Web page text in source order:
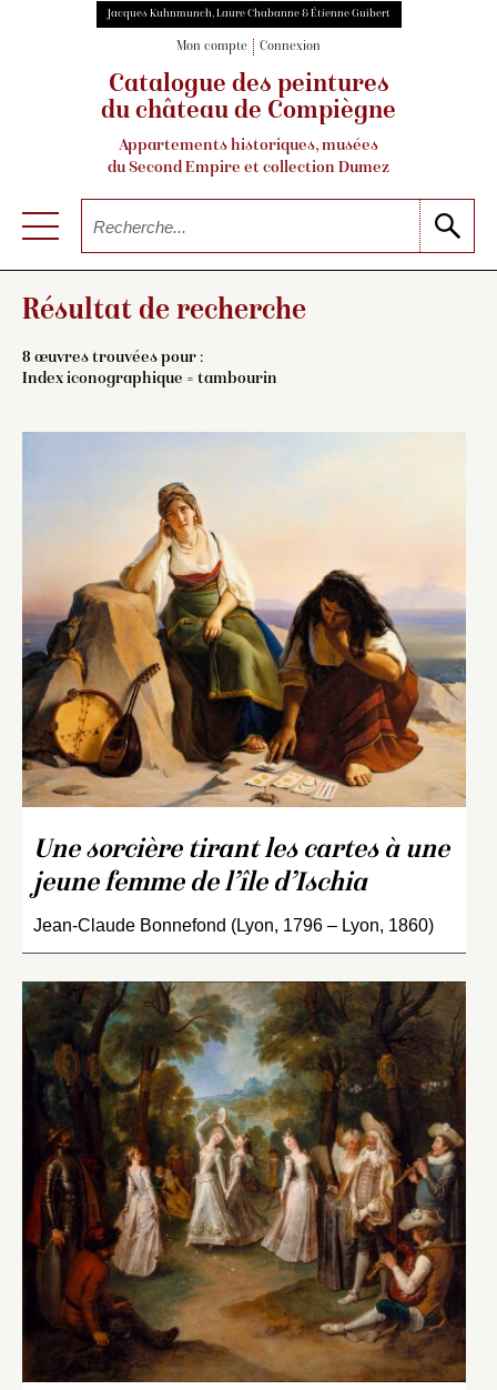
Jacques Kuhnmunch, Laure Chabanne & Étienne Guibert
Mon compte Connexion
Catalogue des peintures
du château de Compiègne
Appartements historiques, musées
du Second Empire et collection Dumez
Résultat de recherche
8 œuvres trouvées pour :
Index iconographique = tambourin
Une sorcière tirant les cartes à une
jeune femme de l’île d’Ischia
Jean-Claude Bonnefond (Lyon, 1796 – Lyon, 1860)